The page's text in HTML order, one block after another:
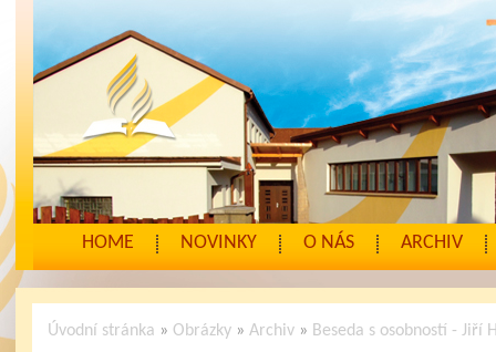
HOME NOVINKY O NÁS ARCHIV
Úvodní stránka » Obrázky »Archiv » Beseda s osobností - Jiří